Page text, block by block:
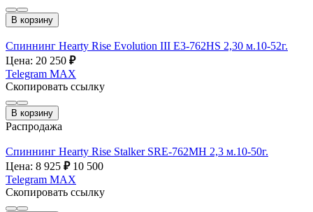
В корзину
Спиннинг Hearty Rise Evolution III E3-762HS 2,30 м.10-52г.
Цена: 20 250 ₽
Telegram MAX
Скопировать ссылку
В корзину
Распродажа
Спиннинг Hearty Rise Stalker SRE-762MH 2,3 м.10-50г.
Цена: 8 925 ₽ 10 500
Telegram MAX
Скопировать ссылку